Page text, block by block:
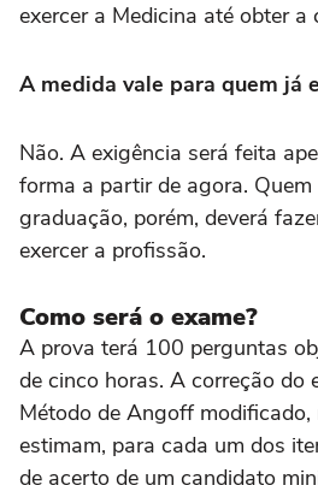
exercer a Medicina até obter
A medida vale para quem já
Não. A exigência será feita
forma a partir de agora.
graduação, porém, deverá
exercer a profissão.
Como será o exame?
A prova terá 100 perguntas
de cinco horas. A correção do
Método de Angoff
estimam, para cada um dos
de acerto de um candidato